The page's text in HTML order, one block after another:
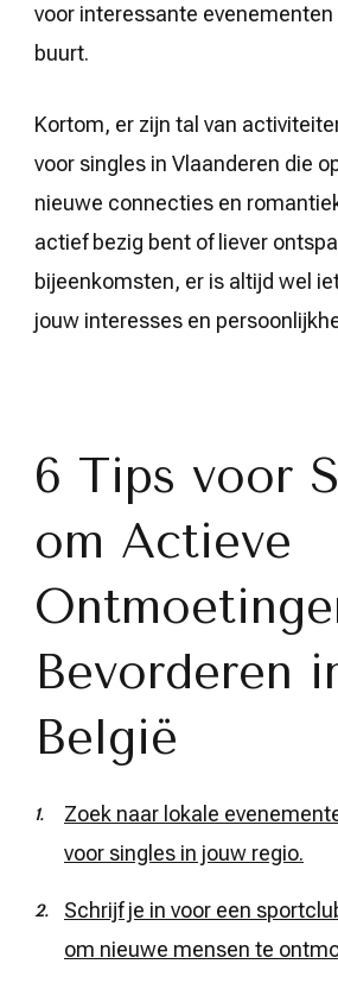
voor interessante evenementen
buurt.
Kortom, er zijn tal van
voor singles in Vlaanderen die
nieuwe connecties en
actief bezig bent of liever
bijeenkomsten, er is altijd wel
jouw interesses en
6 Tips voor
om Actieve
Bevorderen
België
Zoek naar lokale
voor singles in jouw regio.
Schrijf je in voor een
om nieuwe mensen te